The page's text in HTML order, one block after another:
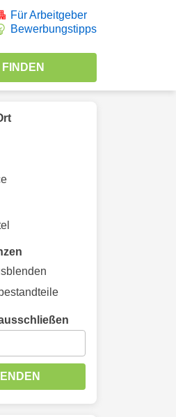
Für Arbeitgeber
Bewerbungstipps